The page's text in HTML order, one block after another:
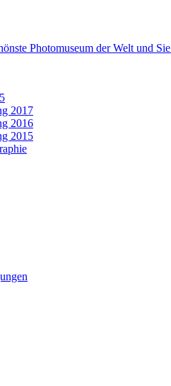
Photomuseum der Welt und
2017
2016
2015